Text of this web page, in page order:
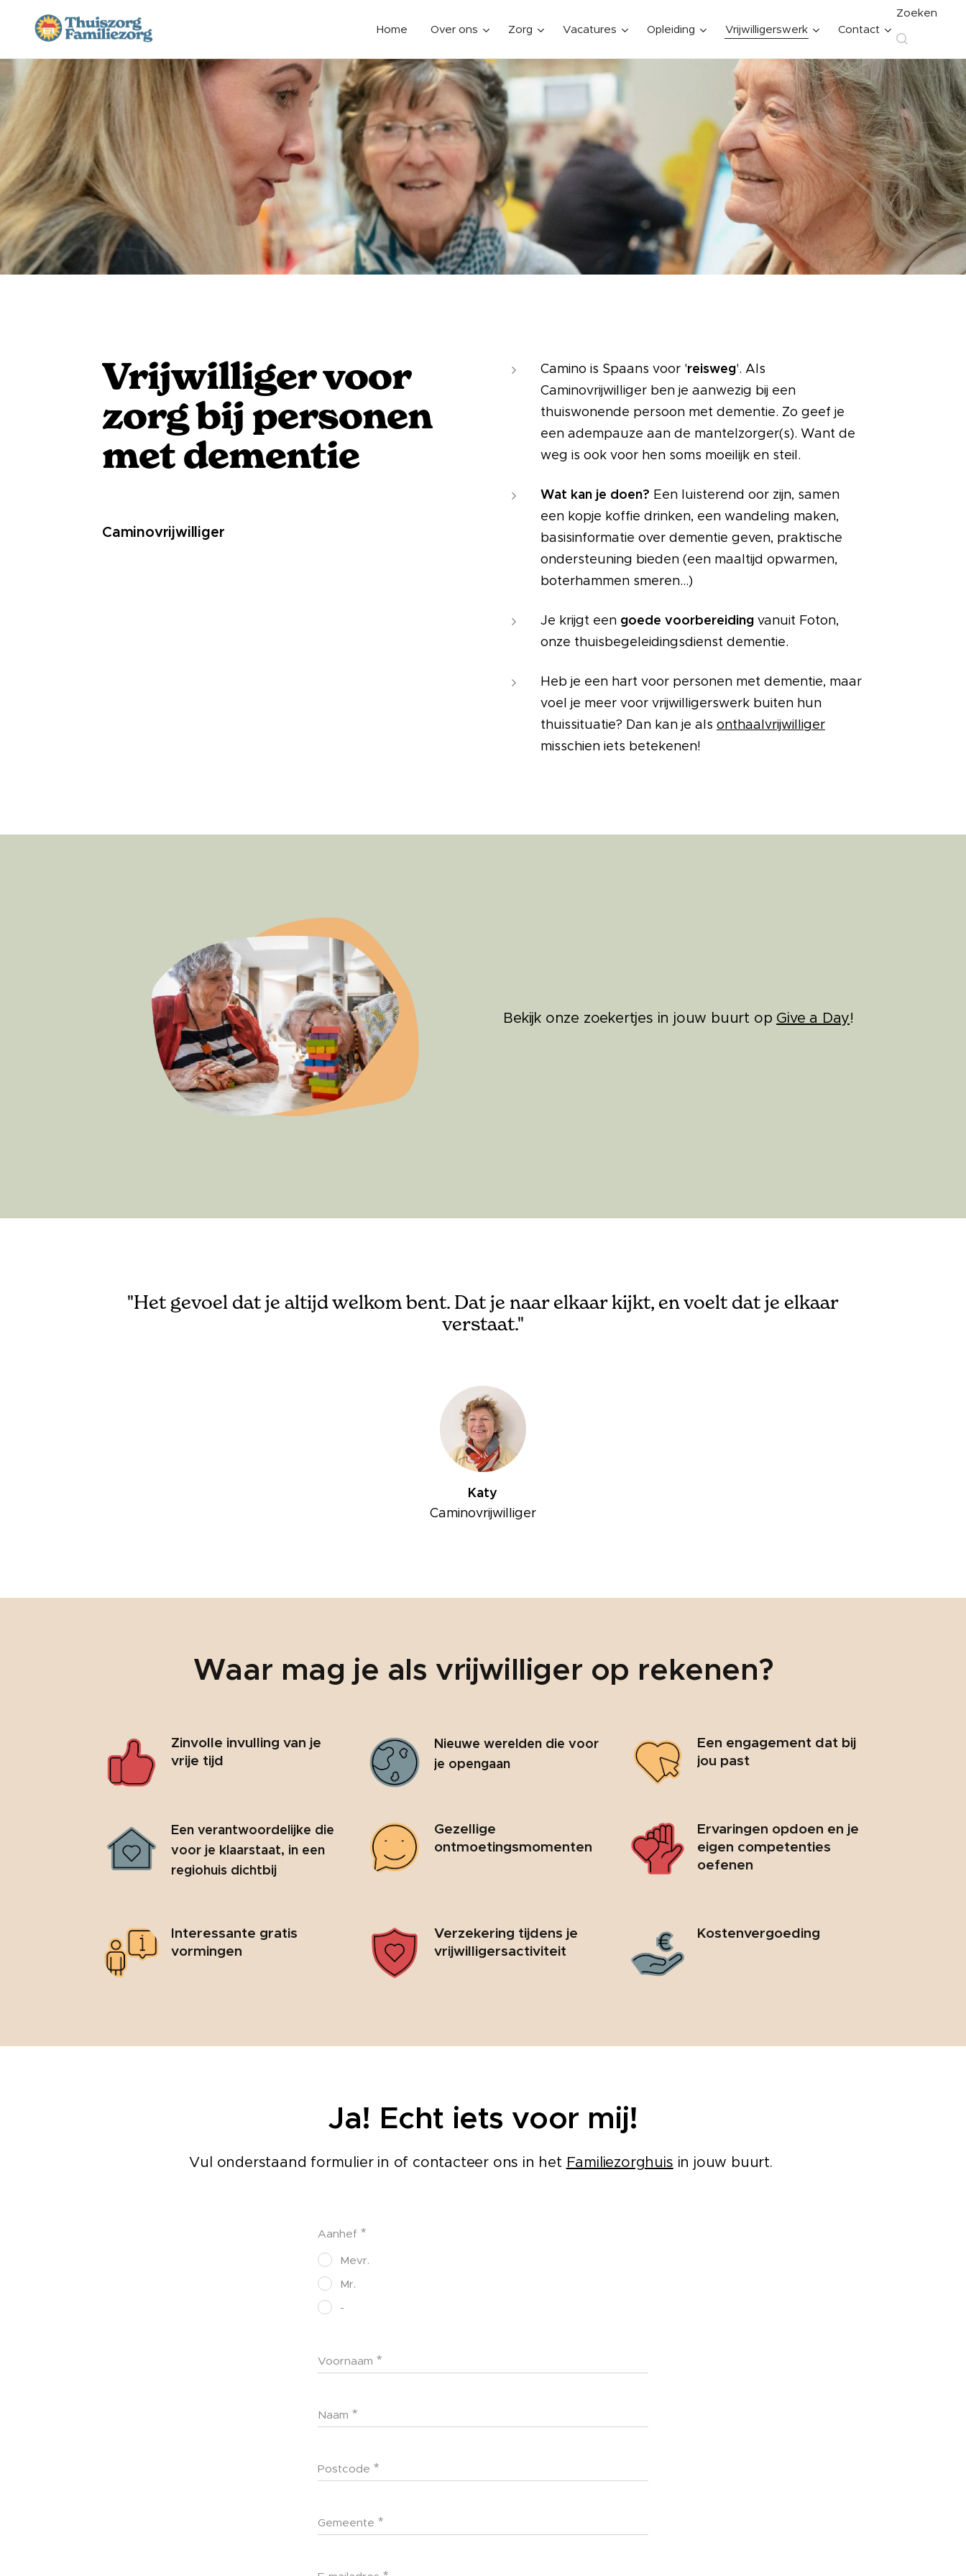
Home Over ons Zorg Vacatures Opleiding Vrijwilligerswerk Contact
Zoeken
Vrijwilliger voor
zorg bij personen
met dementie
Caminovrijwilliger
Camino is Spaans voor 'reisweg'. Als
Caminovrijwilliger ben je aanwezig bij een
thuiswonende persoon met dementie. Zo geef je
een adempauze aan de mantelzorger(s). Want de
weg is ook voor hen soms moeilijk en steil.
Wat kan je doen? Een luisterend oor zijn, samen
een kopje koffie drinken, een wandeling maken,
basisinformatie over dementie geven, praktische
ondersteuning bieden (een maaltijd opwarmen,
boterhammen smeren...)
Je krijgt een goede voorbereiding vanuit Foton,
onze thuisbegeleidingsdienst dementie.
Heb je een hart voor personen met dementie, maar
voel je meer voor vrijwilligerswerk buiten hun
thuissituatie? Dan kan je als onthaalvrijwilliger
misschien iets betekenen!
Bekijk onze zoekertjes in jouw buurt op Give a Day!
"Het gevoel dat je altijd welkom bent. Dat je naar elkaar kijkt, en voelt dat je elkaar
verstaat."
Katy
Caminovrijwilliger
Waar mag je als vrijwilliger op rekenen?
Zinvolle invulling van je
vrije tijd
Nieuwe werelden die voor
je opengaan
Een engagement dat bij
jou past
Een verantwoordelijke die
voor je klaarstaat, in een
regiohuis dichtbij
Gezellige
ontmoetingsmomenten
Ervaringen opdoen en je
eigen competenties
oefenen
Interessante gratis
vormingen
Verzekering tijdens je
vrijwilligersactiviteit
Kostenvergoeding
Ja! Echt iets voor mij!
Vul onderstaand formulier in of contacteer ons in het Familiezorghuis in jouw buurt.
Aanhef
Mevr.
Mr.
-
Voornaam
Naam
Postcode
Gemeente